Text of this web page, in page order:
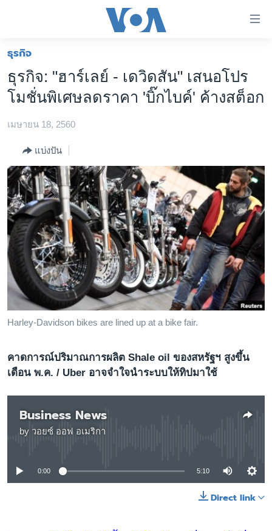
ต่อ
ไป
เนื้อหา
ข้าม
หลัก
ข้าม
ไป
การ
ค้นหา
หน้าหลัก
โลก
เอเชีย
สหรัฐฯ
ไทย
ธุรกิจ
วิทยาศาสตร์
สังคมและสุขภาพ
ไลฟ์สไตล์
ตรวจสอบข่าว
เรียนรู้ภาษาอังกฤษ
พอดคาสต์
เลือกภาษา
ธุรกิจ
ธุรกิจ: "ฮาร์เลย์ - เดวิดสัน" เสนอโปร
โมชั่นพิเศษลดราคา 'บิ๊กไบค์' ค้างสต็อก
เมษายน 18, 2560
แบ่งปัน
Harley-Davidson bikes are lined up at a bike fair.
คาดการณ์ปริมาณการผลิต Shale oil ของสหรัฐฯ สูงขึ้น
เดือน พ.ค. / Uber อาจจำใจนำระบบให้ทิปมาใช้
Business News
by วอยซ์ ออฟ อเมริกา
No media source currently available
0:00 5:10
Direct link